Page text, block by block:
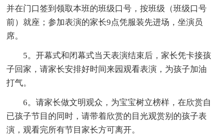
并在门口签到领取本班的班级口号，按班级（班级口号
前）就座；参加表演的家长9点凭服装先进场，坐演员
席。
5。开幕式和闭幕式当天表演结束后，家长凭卡接孩
子回家，请家长安排好时间来园观看表演，为孩子加油
打气。
6。请家长做文明观众，为宝宝树立榜样，在欣赏自
已孩子节目的同时，请带着欣赏的目光观赏别的孩子表
演，观看完所有节目家长方可离开。